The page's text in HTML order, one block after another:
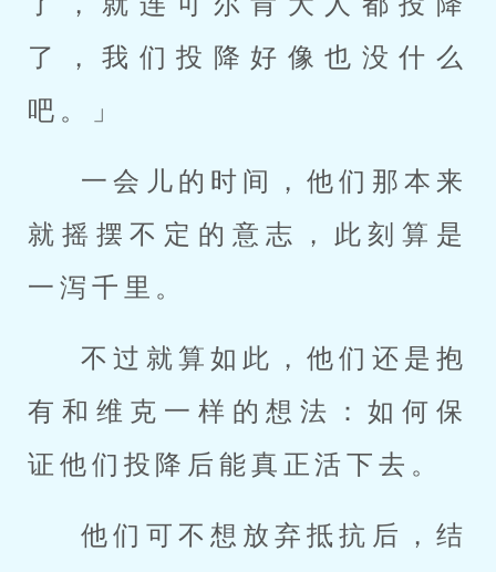
了，我们投降好像也没什么
吧。」
一会儿的时间，他们那本来
就摇摆不定的意志，此刻算是
一泻千里。
不过就算如此，他们还是抱
有和维克一样的想法：如何保
证他们投降后能真正活下去。
他们可不想放弃抵抗后，结